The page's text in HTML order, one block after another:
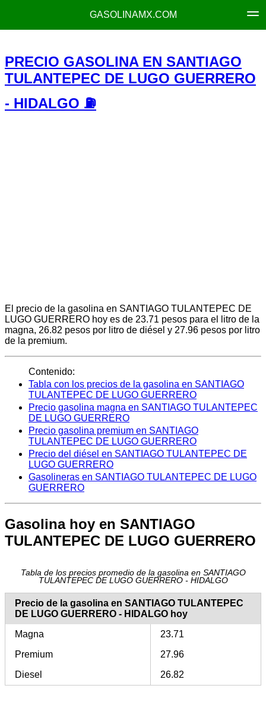
GASOLINAMX.COM
PRECIO GASOLINA EN SANTIAGO
TULANTEPEC DE LUGO GUERRERO
- HIDALGO ⛽
El precio de la gasolina en SANTIAGO TULANTEPEC DE
LUGO GUERRERO hoy es de 23.71 pesos para el litro de la
magna, 26.82 pesos por litro de diésel y 27.96 pesos por litro
de la premium.
Contenido:
Tabla con los precios de la gasolina en SANTIAGO
TULANTEPEC DE LUGO GUERRERO
Precio gasolina magna en SANTIAGO TULANTEPEC
DE LUGO GUERRERO
Precio gasolina premium en SANTIAGO
TULANTEPEC DE LUGO GUERRERO
Precio del diésel en SANTIAGO TULANTEPEC DE
LUGO GUERRERO
Gasolineras en SANTIAGO TULANTEPEC DE LUGO
GUERRERO
Gasolina hoy en SANTIAGO
TULANTEPEC DE LUGO GUERRERO
Tabla de los precios promedio de la gasolina en SANTIAGO
TULANTEPEC DE LUGO GUERRERO - HIDALGO
Precio de la gasolina en SANTIAGO TULANTEPEC
DE LUGO GUERRERO - HIDALGO hoy
Magna
23.71
Premium
27.96
Diesel
26.82